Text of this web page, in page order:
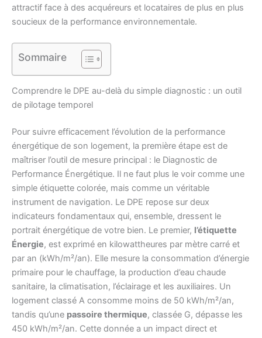
attractif face à des acquéreurs et locataires de plus en plus
soucieux de la performance environnementale.
Sommaire
Comprendre le DPE au-delà du simple diagnostic : un outil
de pilotage temporel
Pour suivre efficacement l’évolution de la performance
énergétique de son logement, la première étape est de
maîtriser l’outil de mesure principal : le Diagnostic de
Performance Énergétique. Il ne faut plus le voir comme une
simple étiquette colorée, mais comme un véritable
instrument de navigation. Le DPE repose sur deux
indicateurs fondamentaux qui, ensemble, dressent le
portrait énergétique de votre bien. Le premier, l’étiquette
Énergie, est exprimé en kilowattheures par mètre carré et
par an (kWh/m²/an). Elle mesure la consommation d’énergie
primaire pour le chauffage, la production d’eau chaude
sanitaire, la climatisation, l’éclairage et les auxiliaires. Un
logement classé A consomme moins de 50 kWh/m²/an,
tandis qu’une passoire thermique, classée G, dépasse les
450 kWh/m²/an. Cette donnée a un impact direct et